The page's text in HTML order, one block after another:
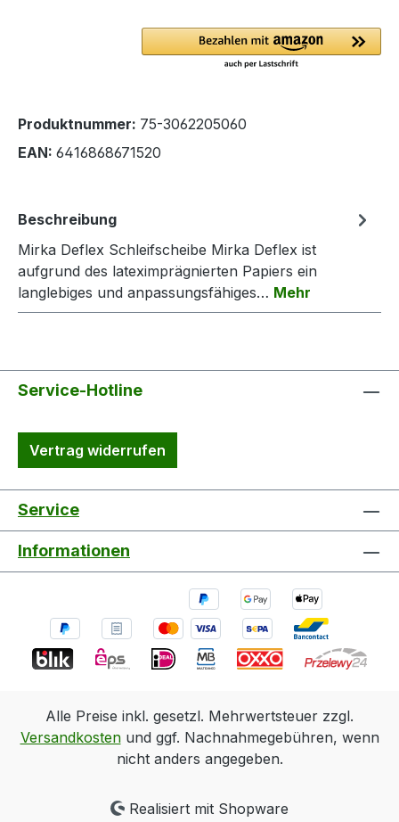
Produktnummer: 75-3062205060
EAN: 6416868671520
Beschreibung
Mirka Deflex Schleifscheibe Mirka Deflex ist
aufgrund des lateximprägnierten Papiers ein
langlebiges und anpassungsfähiges… Mehr
Service-Hotline
Vertrag widerrufen
Service
Informationen
Alle Preise inkl. gesetzl. Mehrwertsteuer zzgl.
Versandkostenund ggf. Nachnahmegebühren, wenn
nicht anders angegeben.
Realisiert mit Shopware